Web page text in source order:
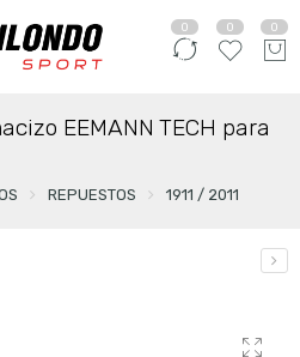
0 0 0
EEMANN TECH para
REPUESTOS 1911 / 2011